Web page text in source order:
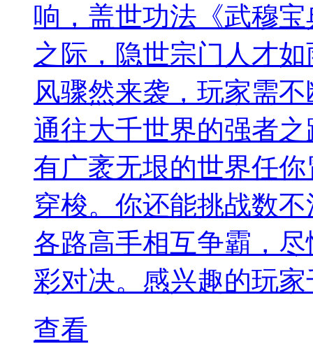
响，盖世功法《武穆
之际，隐世宗门人才
风骤然来袭，玩家需
通往大千世界的强者
有广袤无垠的世界任
穿梭。你还能挑战数
各路高手相互争霸，
彩对决。感兴趣的玩
查看